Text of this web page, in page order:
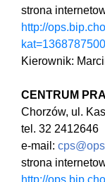
strona
http://
Kierownik:
CENTRUM
Chorzów, ul.
tel. 32 2412646
e-mail:
strona
http://